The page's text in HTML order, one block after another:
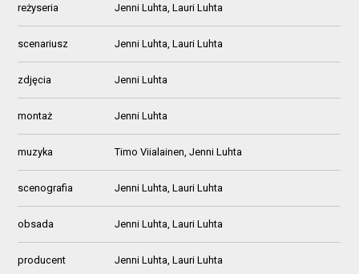
reżyseria Jenni Luhta, Lauri Luhta
scenariusz Jenni Luhta, Lauri Luhta
zdjęcia Jenni Luhta
montaż Jenni Luhta
muzyka Timo Viialainen, Jenni Luhta
scenografia Jenni Luhta, Lauri Luhta
obsada Jenni Luhta, Lauri Luhta
producent Jenni Luhta, Lauri Luhta